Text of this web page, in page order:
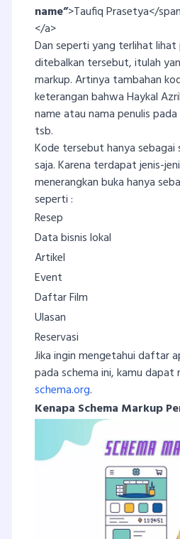
name”>Taufiq Prasetya</
</a>
Dan seperti yang terlihat
ditebalkan tersebut, itulah
markup. Artinya tambahan
keterangan bahwa Haykal
name atau nama penulis
tsb.
Kode tersebut hanya
saja. Karena terdapat jenis-
menerangkan buka hanya
seperti :
Resep
Data bisnis lokal
Artikel
Event
Daftar Film
Ulasan
Reservasi
Jika ingin mengetahui daftar
pada schema ini, kamu dapat
schema.org.
Kenapa Schema Markup